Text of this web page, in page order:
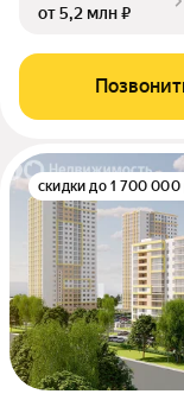
от 5,2 млн ₽
скидки до 1 700 000